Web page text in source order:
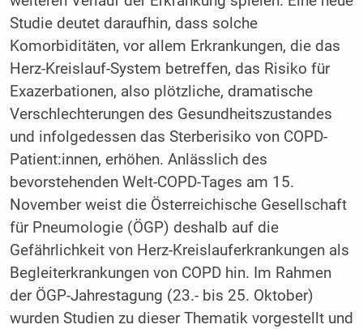
Studie deutet daraufhin, dass solche
Komorbiditäten, vor allem Erkrankungen, die das
Herz-Kreislauf-System betreffen, das Risiko für
Exazerbationen, also plötzliche, dramatische
Verschlechterungen des Gesundheitszustandes
und infolgedessen das Sterberisiko von COPD-
Patient:innen, erhöhen. Anlässlich des
bevorstehenden Welt-COPD-Tages am 15.
November weist die Österreichische Gesellschaft
für Pneumologie (ÖGP) deshalb auf die
Gefährlichkeit von Herz-Kreislauferkrankungen als
Begleiterkrankungen von COPD hin. Im Rahmen
der ÖGP-Jahrestagung (23.- bis 25. Oktober)
wurden Studien zu dieser Thematik vorgestellt und